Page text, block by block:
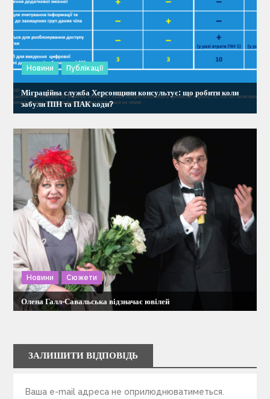
в
Новини Публікації
Міграційна служба Херсонщини консультує: що робити коли
забули ПІН та ПАК коди?
Новини Сюжети
Олена Галл-Савальська відзначає ювілей
ЗАЛИШИТИ ВІДПОВІДЬ
Ваша e-mail адреса не оприлюднюватиметься.